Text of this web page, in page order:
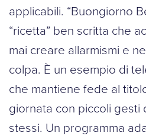
applicabili. “Buongiorno
“ricetta” ben scritta che
mai creare allarmismi e
colpa. È un esempio di
che mantiene fede al
giornata con piccoli gesti
stessi. Un programma